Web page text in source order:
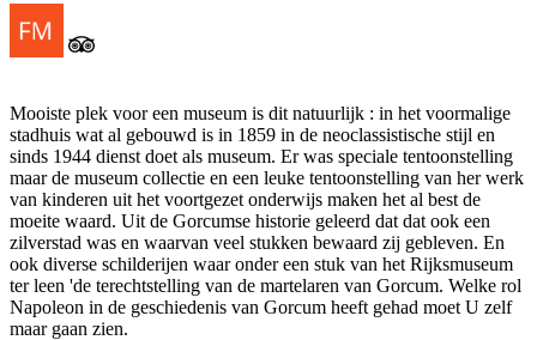
Mooiste plek voor een museum is dit natuurlijk : in het voormalige
stadhuis wat al gebouwd is in 1859 in de neoclassistische stijl en
sinds 1944 dienst doet als museum. Er was speciale tentoonstelling
maar de museum collectie en een leuke tentoonstelling van her werk
van kinderen uit het voortgezet onderwijs maken het al best de
moeite waard. Uit de Gorcumse historie geleerd dat dat ook een
zilverstad was en waarvan veel stukken bewaard zij gebleven. En
ook diverse schilderijen waar onder een stuk van het Rijksmuseum
ter leen 'de terechtstelling van de martelaren van Gorcum. Welke rol
Napoleon in de geschiedenis van Gorcum heeft gehad moet U zelf
maar gaan zien.